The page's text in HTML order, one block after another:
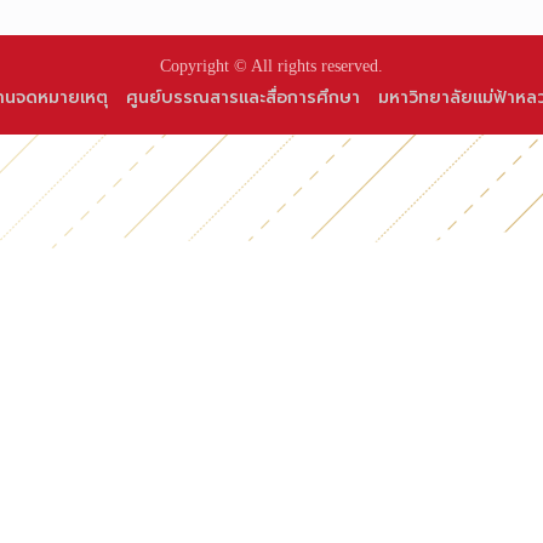
Copyright © All rights reserved.
นจดหมายเหตุ ศูนย์บรรณสารและสื่อการศึกษา มหาวิทยาลัยแม่ฟ้าหล